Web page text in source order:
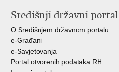
FacebookuTwitteru
Središnji državni portal
O Središnjem državnom portalu
e-Građani
e-Savjetovanja
Portal otvorenih podataka RH